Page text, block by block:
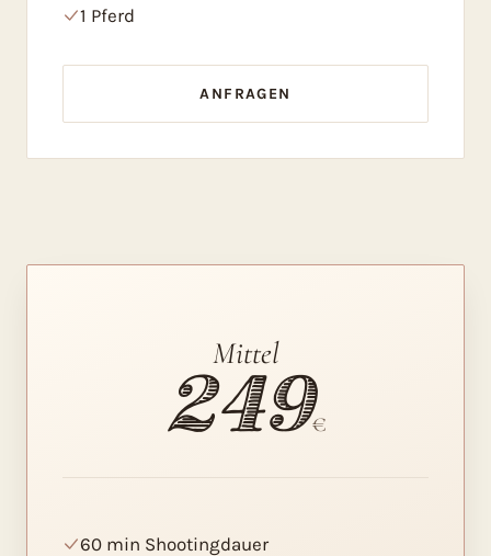
1 Pferd
ANFRAGEN
Mittel
249€
60 min Shootingdauer